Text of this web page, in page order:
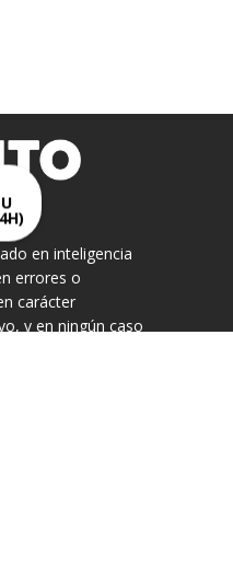
en inteligencia
errores o
carácter
y en ningún caso